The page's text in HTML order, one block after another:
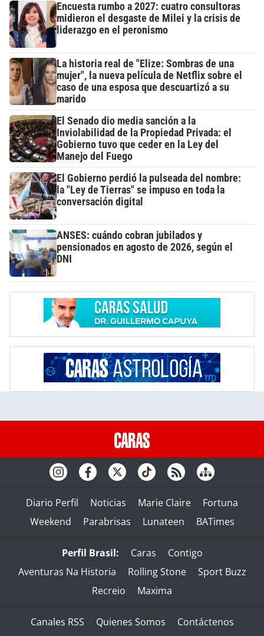
Encuesta rumbo a 2027: cuatro consultoras
midieron el desgaste de Milei y la crisis de
liderazgo en el peronismo
La historia real de "Elize: Sombras de una
mujer", la nueva película de Netflix sobre el
caso de una esposa que descuartizó a su
marido
El Senado dio media sanción a la
Inviolabilidad de la Propiedad Privada: el
Gobierno tuvo que ceder en la Ley del
Manejo del Fuego
El Gobierno perdió la pulseada del nombre:
la "Ley de Tierras" se impuso en toda la
conversación digital
ANSES: cuándo cobran jubilados y
pensionados en agosto de 2026, según el
DNI
Diario Perfil Noticias Marie Claire
Fortuna
Weekend
Parabrisas Lunateen BATimes
Perfil Brasil: Caras
Contigo
Aventuras Na Historia
Rolling Stone
Sport Buzz
Recreio
Maxima
Canales RSS Quienes Somos
Contáctenos